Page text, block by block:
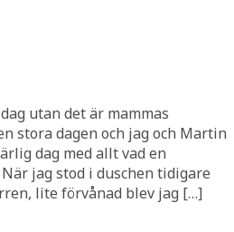
utan det är mammas
stora dagen och jag och Martin
dag med allt vad en
jag stod i duschen tidigare
lite förvånad blev jag […]